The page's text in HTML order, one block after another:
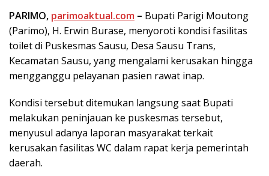
PARIMO, parimoaktual.com – Bupati Parigi Moutong
(Parimo), H. Erwin Burase, menyoroti kondisi fasilitas
toilet di Puskesmas Sausu, Desa Sausu Trans,
Kecamatan Sausu, yang mengalami kerusakan hingga
mengganggu pelayanan pasien rawat inap.
Kondisi tersebut ditemukan langsung saat Bupati
melakukan peninjauan ke puskesmas tersebut,
menyusul adanya laporan masyarakat terkait
kerusakan fasilitas WC dalam rapat kerja pemerintah
daerah.